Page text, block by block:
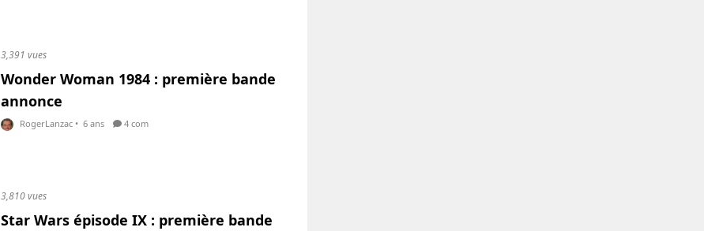
3,391 vues
Wonder Woman 1984 : première bande
annonce
RogerLanzac • 6 ans 4 com
3,810 vues
Star Wars épisode IX : première bande